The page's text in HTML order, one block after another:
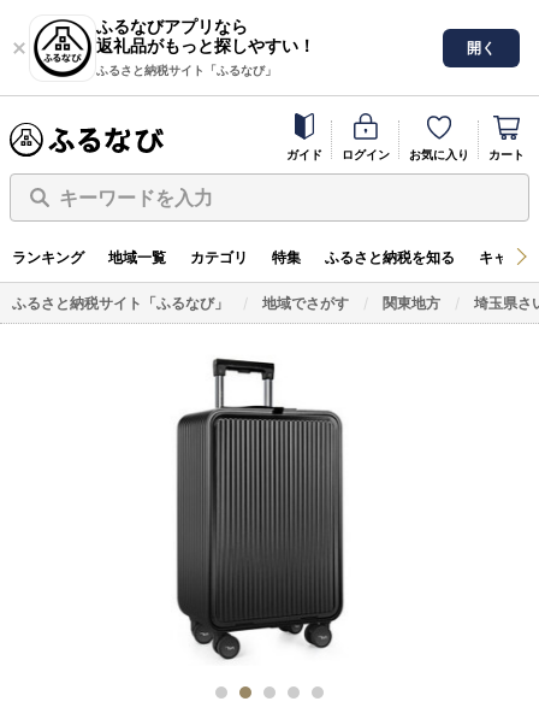
ふるなびアプリなら
返礼品がもっと探しやすい！
ふるさと納税サイト「ふるなび」
開く
ガイド ログイン お気に入り カート
キーワードを入力
ランキング 地域一覧 カテゴリ 特集 ふるさと納税を知る キャン
ふるさと納税サイト「ふるなび」 地域でさがす 関東地方 埼玉県さ